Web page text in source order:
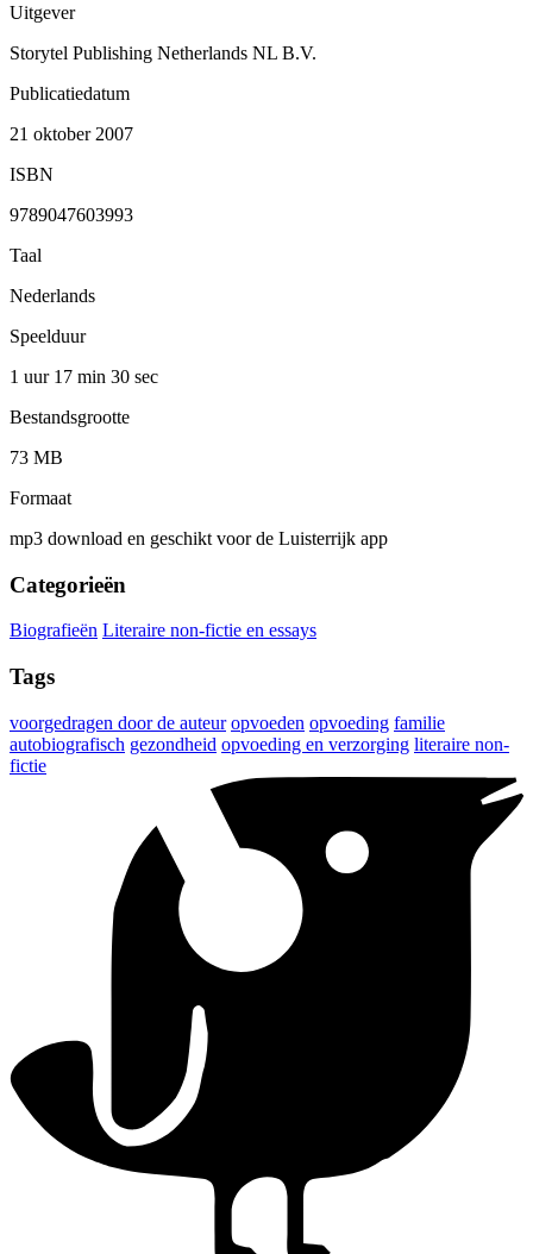
Uitgever
Storytel Publishing Netherlands NL B.V.
Publicatiedatum
21 oktober 2007
ISBN
9789047603993
Taal
Nederlands
Speelduur
1 uur 17 min 30 sec
Bestandsgrootte
73 MB
Formaat
mp3 download en geschikt voor de Luisterrijk app
Categorieën
Biografieën Literaire non-fictie en essays
Tags
voorgedragen door de auteur opvoeden opvoeding familie
autobiografisch gezondheid opvoeding en verzorging literaire non-
fictie